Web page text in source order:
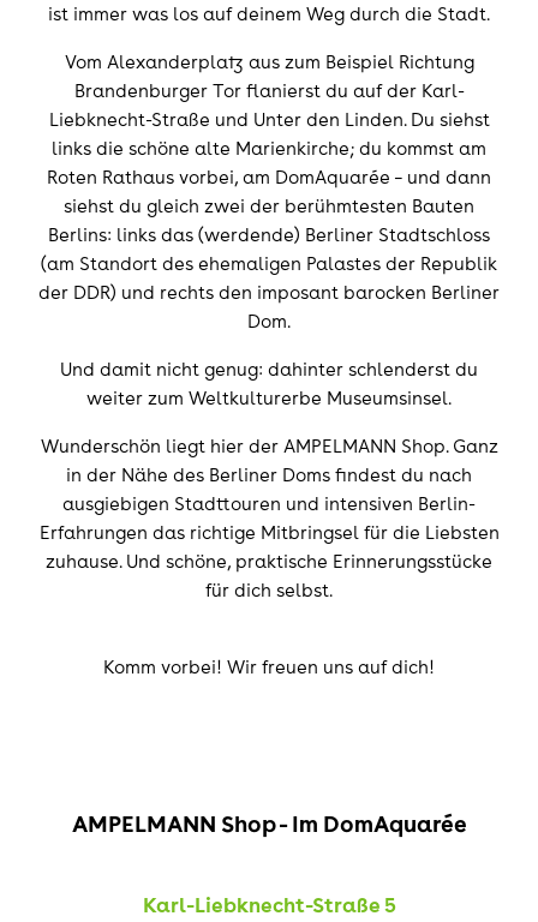
ist immer was los auf deinem Weg durch die Stadt.
Vom Alexanderplatz aus zum Beispiel Richtung
Brandenburger Tor flanierst du auf der Karl-
Liebknecht-Straße und Unter den Linden. Du siehst
links die schöne alte Marienkirche; du kommst am
Roten Rathaus vorbei, am DomAquarée – und dann
siehst du gleich zwei der berühmtesten Bauten
Berlins: links das (werdende) Berliner Stadtschloss
(am Standort des ehemaligen Palastes der Republik
der DDR) und rechts den imposant barocken Berliner
Dom.
Und damit nicht genug: dahinter schlenderst du
weiter zum Weltkulturerbe Museumsinsel.
Wunderschön liegt hier der AMPELMANN Shop. Ganz
in der Nähe des Berliner Doms findest du nach
ausgiebigen Stadttouren und intensiven Berlin-
Erfahrungen das richtige Mitbringsel für die Liebsten
zuhause. Und schöne, praktische Erinnerungsstücke
für dich selbst.
Komm vorbei! Wir freuen uns auf dich!
AMPELMANN Shop - Im DomAquarée
Karl-Liebknecht-Straße 5